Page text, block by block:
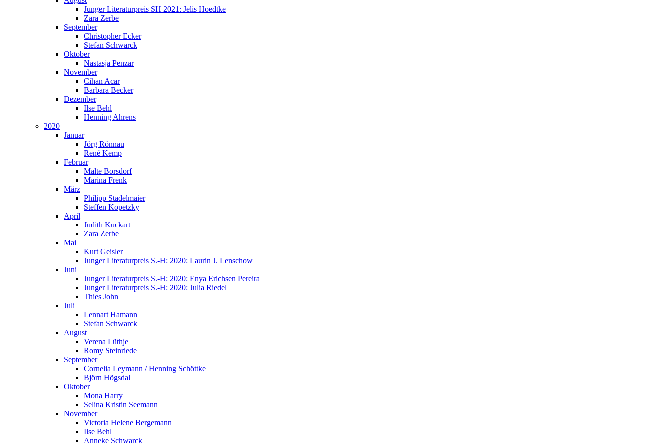
Junger Literaturpreis SH 2021: Jelis Hoedtke
Zara Zerbe
September
Christopher Ecker
Stefan Schwarck
Oktober
Nastasja Penzar
November
Cihan Acar
Barbara Becker
Dezember
Ilse Behl
Henning Ahrens
2020
Januar
Jörg Rönnau
René Kemp
Februar
Malte Borsdorf
Marina Frenk
März
Philipp Stadelmaier
Steffen Kopetzky
April
Judith Kuckart
Zara Zerbe
Mai
Kurt Geisler
Junger Literaturpreis S.-H: 2020: Laurin J. Lenschow
Juni
Junger Literaturpreis S.-H: 2020: Enya Erichsen Pereira
Junger Literaturpreis S.-H: 2020: Julia Riedel
Thies John
Juli
Lennart Hamann
Stefan Schwarck
August
Verena Lüthje
Romy Steinriede
September
Cornelia Leymann / Henning Schöttke
Björn Högsdal
Oktober
Mona Harry
Selina Kristin Seemann
November
Victoria Helene Bergemann
Ilse Behl
Anneke Schwarck